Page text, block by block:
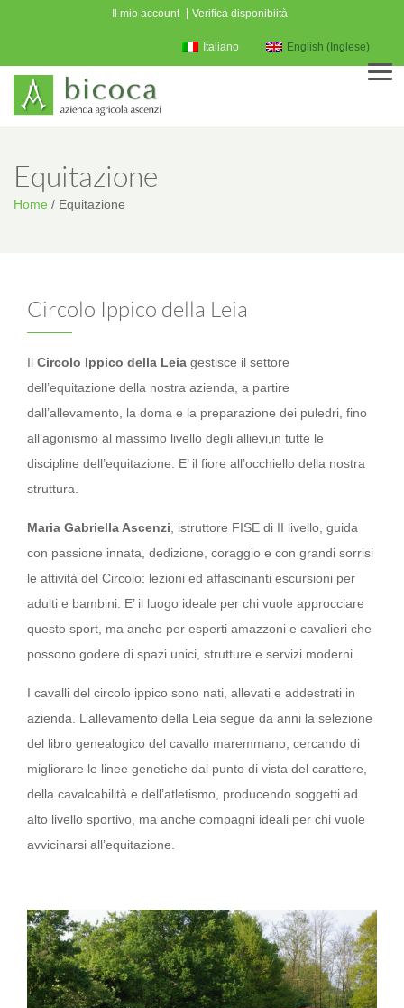
Il mio account Verifica disponibiità
Italiano English (Inglese)
Equitazione
Home / Equitazione
Circolo Ippico della Leia
Il Circolo Ippico della Leia gestisce il settore
dell’equitazione della nostra azienda, a partire
dall’allevamento, la doma e la preparazione dei puledri, fino
all’agonismo al massimo livello degli allievi,in tutte le
discipline dell’equitazione. E’ il fiore all’occhiello della nostra
struttura.
Maria Gabriella Ascenzi , istruttore FISE di II livello, guida
con passione innata, dedizione, coraggio e con grandi sorrisi
le attività del Circolo: lezioni ed affascinanti escursioni per
adulti e bambini. E’ il luogo ideale per chi vuole approcciare
questo sport, ma anche per esperti amazzoni e cavalieri che
possono godere di spazi unici, strutture e servizi moderni.
I cavalli del circolo ippico sono nati, allevati e addestrati in
azienda. L’allevamento della Leia segue da anni la selezione
del libro genealogico del cavallo maremmano, cercando di
migliorare le linee genetiche dal punto di vista del carattere,
della cavalcabilità e dell’atletismo, producendo soggetti ad
alto livello sportivo, ma anche compagni ideali per chi vuole
avvicinarsi all’equitazione.